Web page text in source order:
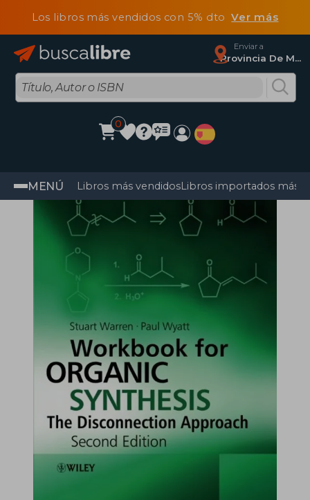
Los libros más vendidos con 5% dtoVer más
Enviar a
Provincia De Madrid
0
MENÚ Libros más vendidosLibros importados más